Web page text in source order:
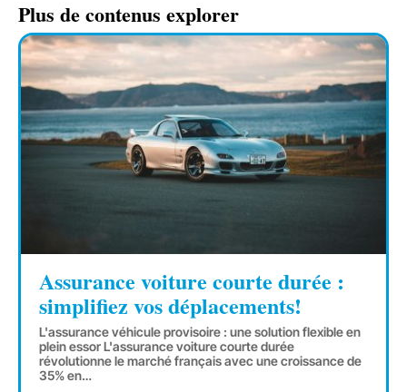
Plus de contenus explorer
Assurance voiture courte durée :
simplifiez vos déplacements!
L'assurance véhicule provisoire : une solution flexible en
plein essor L'assurance voiture courte durée
révolutionne le marché français avec une croissance de
35% en…